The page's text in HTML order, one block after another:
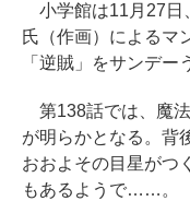
小学館は11月27日
氏（作画）によるマ
「逆賊」をサンデー
第138話では、魔
が明らかとなる。背
おおよその目星がつ
もあるようで……。